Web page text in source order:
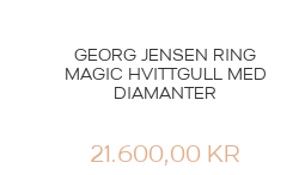
GEORG JENSEN RING
MAGIC HVITTGULL MED
DIAMANTER
21.600,00 KR